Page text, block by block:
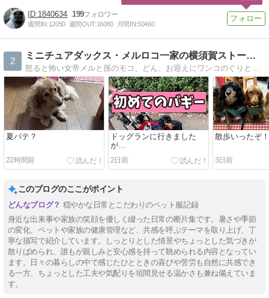
1840634 199
週間IN:12050 週間OUT:16060 月間IN:50460
2
ミニチュアダックス・メルロコ一家の横須賀ストーリー
怒ると怖い女帝メルと孫のモコ、どん、お迎えにワンコのぐりとコロ。賑やかな５わんこの風景です。
夏バテ？
22時間前
ドッグランに行きました
が…
2日前
散歩いったぞ！
3日前
このブログのここがポイント
穏やかな日常とこだわりのペット服記録
身近な出来事や家族の笑顔を優しく綴った日常の断片集です。暑さや季節
の変化、ペットや家族の健康管理など、共感を呼ぶテーマを取り上げ、丁
寧な描写で紹介しています。しっとりとした情景やちょっとした気づきが
散りばめられ、誰もが親しみと安心感を持って眺められる内容となってい
ます。日々の暮らしの中で感じたひとときの喜びや苦労も自然に共感でき
る一方、ちょっとした工夫や気配りを垣間見せる温かさも兼ね備えていま
す。